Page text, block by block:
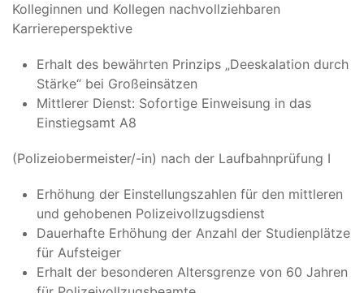
Kolleginnen und Kollegen nachvollziehbaren
Karriereperspektive
Erhalt des bewährten Prinzips „Deeskalation durch
Stärke“ bei Großeinsätzen
Mittlerer Dienst: Sofortige Einweisung in das
Einstiegsamt A8
(Polizeiobermeister/-in) nach der Laufbahnprüfung I
Erhöhung der Einstellungszahlen für den mittleren
und gehobenen Polizeivollzugsdienst
Dauerhafte Erhöhung der Anzahl der Studienplätze
für Aufsteiger
Erhalt der besonderen Altersgrenze von 60 Jahren